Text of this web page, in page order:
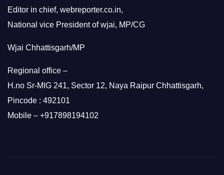
Editor in chief, webreporter.co.in,
National vice President of wjai, MP/CG
Wjai Chhattisgarh/MP
Regional office –
H.no Sr-MIG 241, Sector 12, Naya Raipur Chhattisgarh,
Pincode : 492101
Mobile – +917898194102